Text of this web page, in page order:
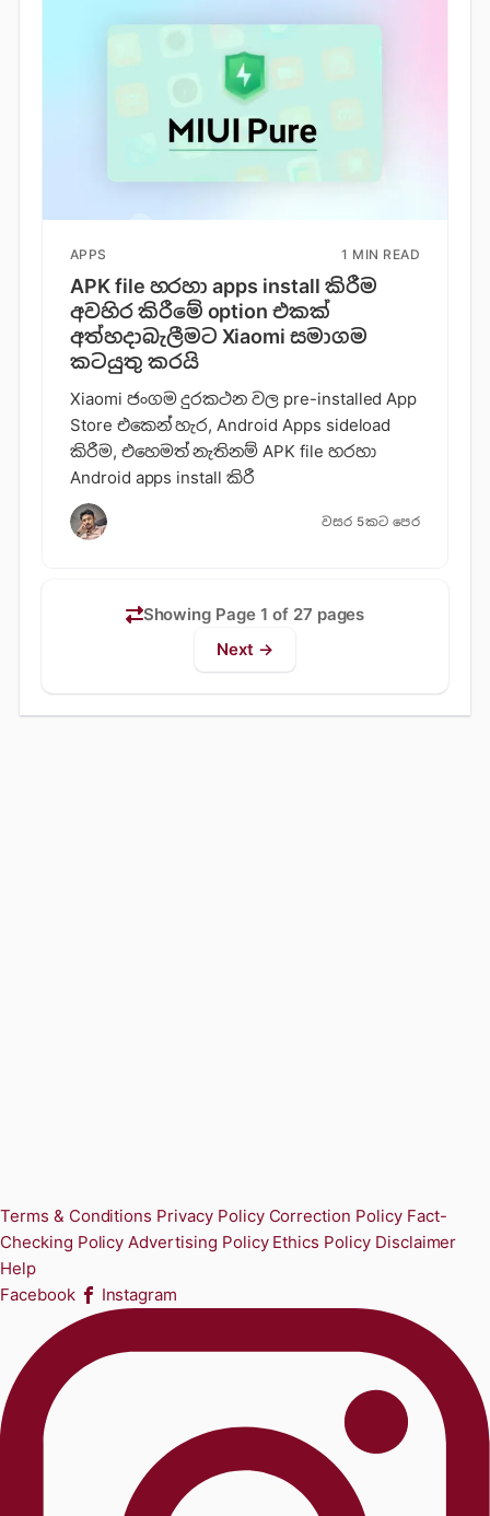
APPS 1 MIN READ
APK file හරහා apps install කිරීම
අවහිර කිරීමේ option එකක්
අත්හදාබැලීමට Xiaomi සමාගම
කටයුතු කරයි
Xiaomi ජංගම දුරකථන වල pre-installed App
Store එකෙන් හැර, Android Apps sideload
කිරීම, එහෙමත් නැතිනම් APK file හරහා
Android apps install කිරී
වසර 5කට පෙර
Showing Page 1 of 27 pages
Next →
Terms & Conditions Privacy Policy Correction Policy Fact-
Checking Policy Advertising Policy Ethics Policy Disclaimer
Help
Facebook
Instagram